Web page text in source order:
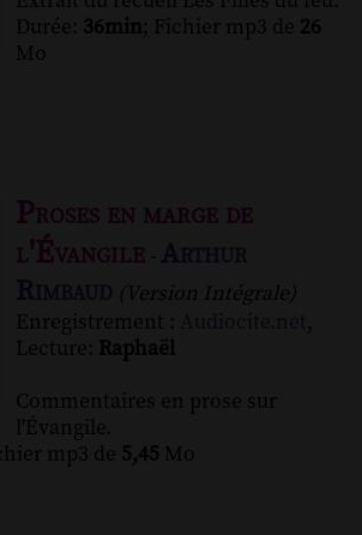
Durée: 36min; Fichier mp3 de 26
Mo
Proses en marge de
l'Évangile -
(Version Intégrale)
Enregistrement :
,
Lecture: Raphaël
Commentaires en prose sur
l'Évangile.
mp3 de 5,45 Mo